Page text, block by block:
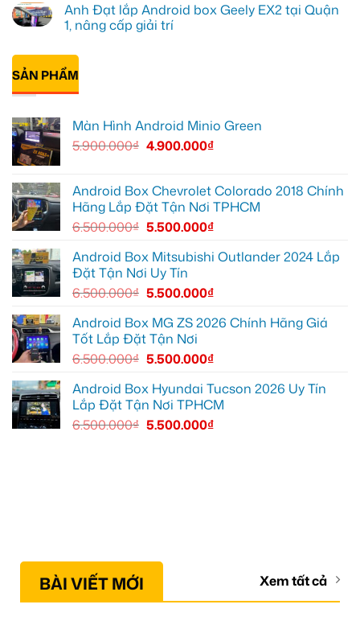
chính
hãng
Green
cho
Honda
Thủ
Đức
vì
màn
hạn
lắp
màn
hình
cho
Honda
CR-
V
bình
luận
ở
Màn
hình
ô
Green
Suzuki
màn
thiếu
Anh Đạt lắp Android box Geely EX2 tại Quận
1, nâng cấp giải trí
có
luận
ở
Anh
Android
Geely
nâng
cấp
SẢN PHẨM
Màn Hình Android Minio Green
5.900.000₫ 4.900.000₫
Android Box Chevrolet Colorado 2018 Chính
Hãng Lắp Đặt Tận Nơi TPHCM
6.500.000₫ 5.500.000₫
Android Box Mitsubishi Outlander 2024 Lắp
Đặt Tận Nơi Uy Tín
6.500.000₫ 5.500.000₫
Android Box MG ZS 2026 Chính Hãng Giá
Tốt Lắp Đặt Tận Nơi
6.500.000₫ 5.500.000₫
Android Box Hyundai Tucson 2026 Uy Tín
Lắp Đặt Tận Nơi TPHCM
6.500.000₫ 5.500.000₫
BÀI VIẾT MỚI Xem tất cả